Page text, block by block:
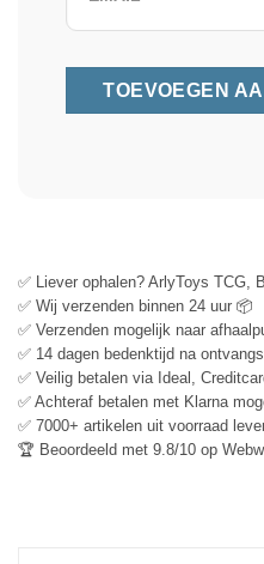
✅ Liever ophalen? ArlyToys TCG,
✅ Wij verzenden binnen 24 uur 📦
✅ Verzenden mogelijk naar
✅ 14 dagen bedenktijd na
✅ Veilig betalen via Ideal,
✅ Achteraf betalen met Klarna
✅ 7000+ artikelen uit voorraad
🏆 Beoordeeld met 9.8/10 op